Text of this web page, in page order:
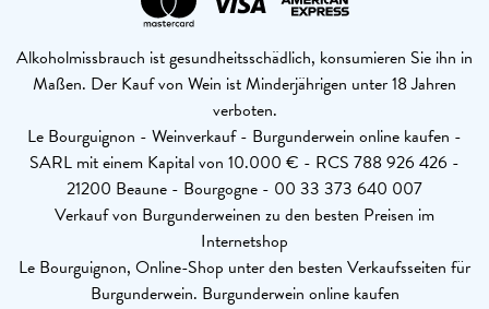
Alkoholmissbrauch ist gesundheitsschädlich, konsumieren Sie ihn in
Maßen. Der Kauf von Wein ist Minderjährigen unter 18 Jahren
verboten.
Le Bourguignon - Weinverkauf - Burgunderwein online kaufen -
SARL mit einem Kapital von 10.000 € - RCS 788 926 426 -
21200 Beaune - Bourgogne - 00 33 373 640 007
Verkauf von Burgunderweinen zu den besten Preisen im
Internetshop
Le Bourguignon, Online-Shop unter den besten Verkaufsseiten für
Burgunderwein. Burgunderwein online kaufen